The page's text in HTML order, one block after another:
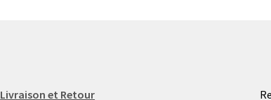
Livraison et Retour